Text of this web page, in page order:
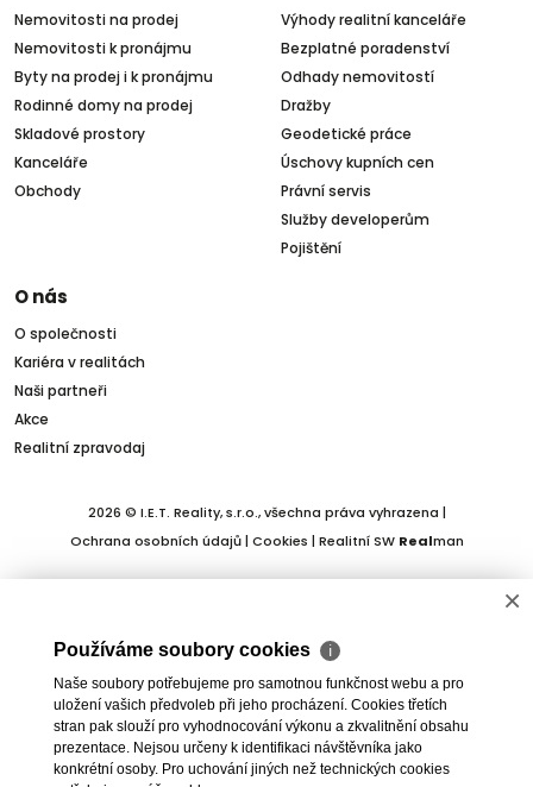
Nemovitosti na prodej
Nemovitosti k pronájmu
Byty na prodej i k pronájmu
Rodinné domy na prodej
Skladové prostory
Kanceláře
Obchody
Výhody realitní kanceláře
Bezplatné poradenství
Odhady nemovitostí
Dražby
Geodetické práce
Úschovy kupních cen
Právní servis
Služby developerům
Pojištění
O nás
O společnosti
Kariéra v realitách
Naši partneři
Akce
Realitní zpravodaj
2026 © I.E.T. Reality, s.r.o., všechna práva vyhrazena |
Ochrana osobních údajů| Cookies | Realitní SW Realman
×
Používáme soubory cookies ℹ
Naše soubory potřebujeme pro samotnou funkčnost webu a pro
uložení vašich předvoleb při jeho procházení. Cookies třetích
stran pak slouží pro vyhodnocování výkonu a zkvalitnění obsahu
prezentace. Nejsou určeny k identifikaci návštěvníka jako
konkrétní osoby. Pro uchování jiných než technických cookies